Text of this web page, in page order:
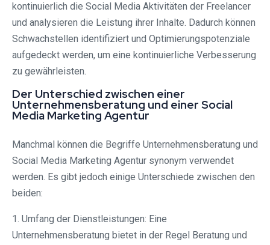
kontinuierlich die Social Media Aktivitäten der Freelancer
und analysieren die Leistung ihrer Inhalte. Dadurch können
Schwachstellen identifiziert und Optimierungspotenziale
aufgedeckt werden, um eine kontinuierliche Verbesserung
zu gewährleisten.
Der Unterschied zwischen einer
Unternehmensberatung und einer Social
Media Marketing Agentur
Manchmal können die Begriffe Unternehmensberatung und
Social Media Marketing Agentur synonym verwendet
werden. Es gibt jedoch einige Unterschiede zwischen den
beiden:
1. Umfang der Dienstleistungen: Eine
Unternehmensberatung bietet in der Regel Beratung und